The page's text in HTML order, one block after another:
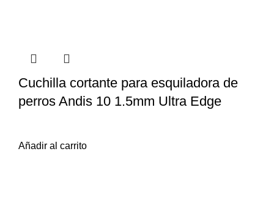
Cuchilla cortante para esquiladora de
perros Andis 10 1.5mm Ultra Edge
Añadir al carrito